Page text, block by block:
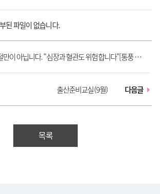
된 파일이 없습니다.
이 아닙니다. "심장과 혈관도 위험합니다"[통풍 시민
출산준비교실(9월)
다음글
목록